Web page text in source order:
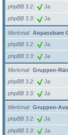
phpBB 3.2
Ja
phpBB 3.3 Ja
Merkmal
Anpassbare
phpBB 3.2
Ja
phpBB 3.3 Ja
Merkmal
Gruppen-
phpBB 3.2
Ja
phpBB 3.3 Ja
Merkmal
Gruppen-
phpBB 3.2
Ja
phpBB 3.3 Ja